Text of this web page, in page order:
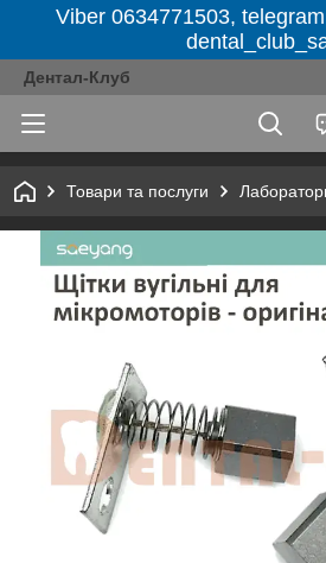
Viber 0634771503,
Дентал-Клуб
Товари та послуги